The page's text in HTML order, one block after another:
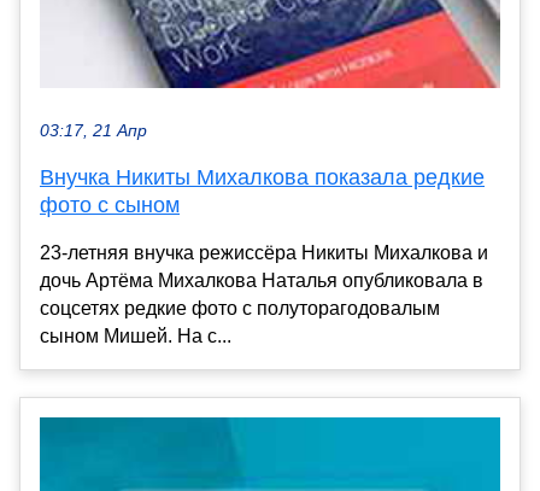
03:17, 21 Апр
Внучка Никиты Михалкова показала редкие
фото с сыном
23-летняя внучка режиссёра Никиты Михалкова и
дочь Артёма Михалкова Наталья опубликовала в
соцсетях редкие фото с полуторагодовалым
сыном Мишей. На с...